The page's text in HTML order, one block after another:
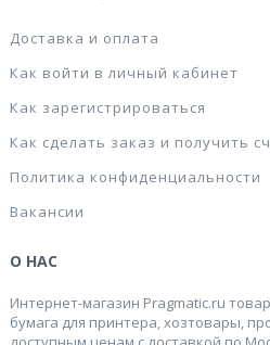
Доставка и оплата
Как войти в личный кабинет
Как зарегистрироваться
Как сделать заказ и получить
Политика конфиденциальности
Вакансии
О НАС
Интернет-магазин Pragmatic.ru
бумага для принтера, хозтовары,